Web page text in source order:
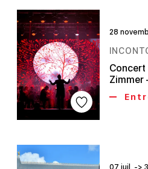
28
Concert
Zimmer
07 juil. ->